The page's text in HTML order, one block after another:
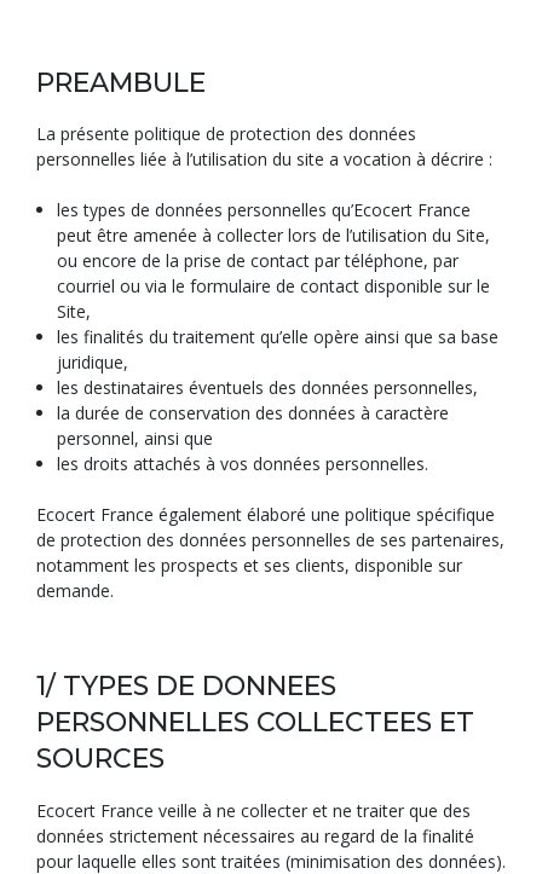
PREAMBULE
La présente politique de protection des données
personnelles liée à l’utilisation du site a vocation à décrire :
les types de données personnelles qu’Ecocert France
peut être amenée à collecter lors de l’utilisation du Site,
ou encore de la prise de contact par téléphone, par
courriel ou via le formulaire de contact disponible sur le
Site,
les finalités du traitement qu’elle opère ainsi que sa base
juridique,
les destinataires éventuels des données personnelles,
la durée de conservation des données à caractère
personnel, ainsi que
les droits attachés à vos données personnelles.
Ecocert France également élaboré une politique spécifique
de protection des données personnelles de ses partenaires,
notamment les prospects et ses clients, disponible sur
demande.
1/ TYPES DE DONNEES
PERSONNELLES COLLECTEES ET
SOURCES
Ecocert France veille à ne collecter et ne traiter que des
données strictement nécessaires au regard de la finalité
pour laquelle elles sont traitées (minimisation des données).